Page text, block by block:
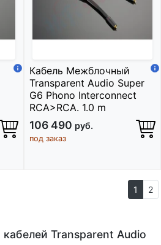
Кабель Межблочный
Transparent Audio Super
G6 Phono Interconnect
RCA>RCA. 1.0 m
106 490 руб.
под заказ
1 2
Transparent Audio